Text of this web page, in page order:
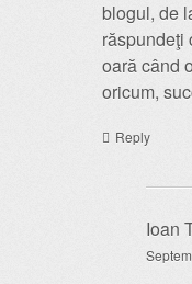
blogul, de
răspundeţi
oară când
oricum,
Reply
Ioan